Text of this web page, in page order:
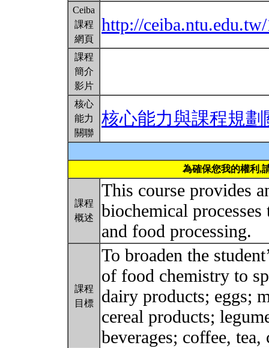
Ceiba
課程
網頁
http://
課程
簡介
影片
核心
能力
關聯
核心能力與課程規劃
為確保您我的權利,
課程
概述
This course provides
biochemical
and food processing.
課程
目標
To broaden the
of food chemistry to
dairy products; eggs;
cereal products;
beverages; coffee,